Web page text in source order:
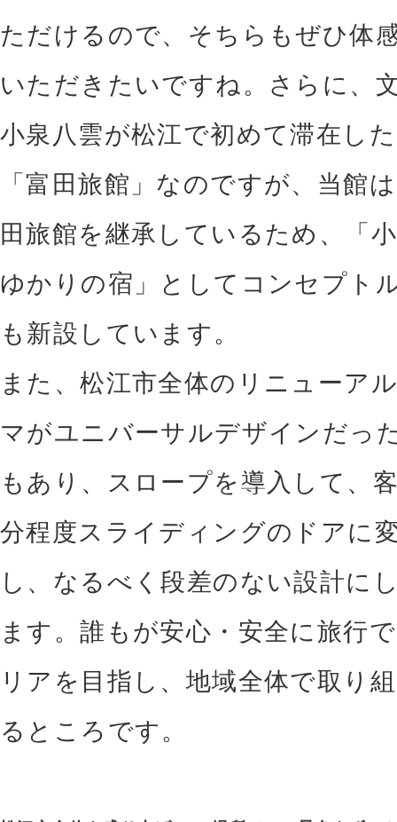
ただけるので、そちらもぜひ体
いただきたいですね。さらに、
小泉八雲が松江で初めて滞在し
「富田旅館」なのですが、当館
田旅館を継承しているため、「
ゆかりの宿」としてコンセプト
も新設しています。
また、松江市全体のリニューア
マがユニバーサルデザインだっ
もあり、スロープを導入して、
分程度スライディングのドアに
し、なるべく段差のない設計に
ます。誰もが安心・安全に旅行
リアを目指し、地域全体で取り
るところです。